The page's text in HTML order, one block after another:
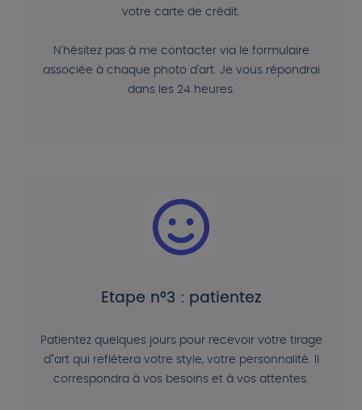
votre carte de crédit.
N'hésitez pas à me contacter via le formulaire
associée à chaque photo d'art. Je vous répondrai
dans les 24 heures.
Etape n°3 : patientez
Patientez quelques jours pour recevoir votre tirage
d"art qui reflétera votre style, votre personnalité. Il
correspondra à vos besoins et à vos attentes.